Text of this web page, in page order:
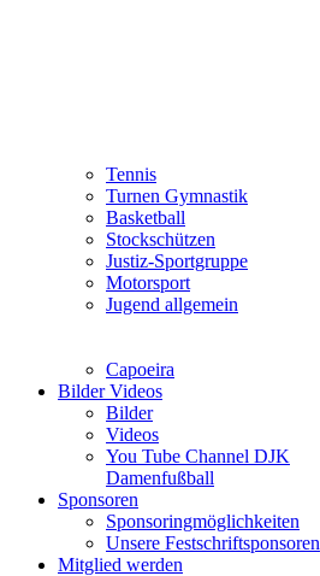
Tennis
Turnen Gymnastik
Basketball
Stockschützen
Justiz-Sportgruppe
Motorsport
Jugend allgemein
Capoeira
Bilder Videos
Bilder
Videos
You Tube Channel DJK
Damenfußball
Sponsoren
Sponsoringmöglichkeiten
Unsere Festschriftsponsoren
Mitglied werden